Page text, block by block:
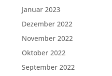
Januar 2023
Dezember 2022
November 2022
Oktober 2022
September 2022